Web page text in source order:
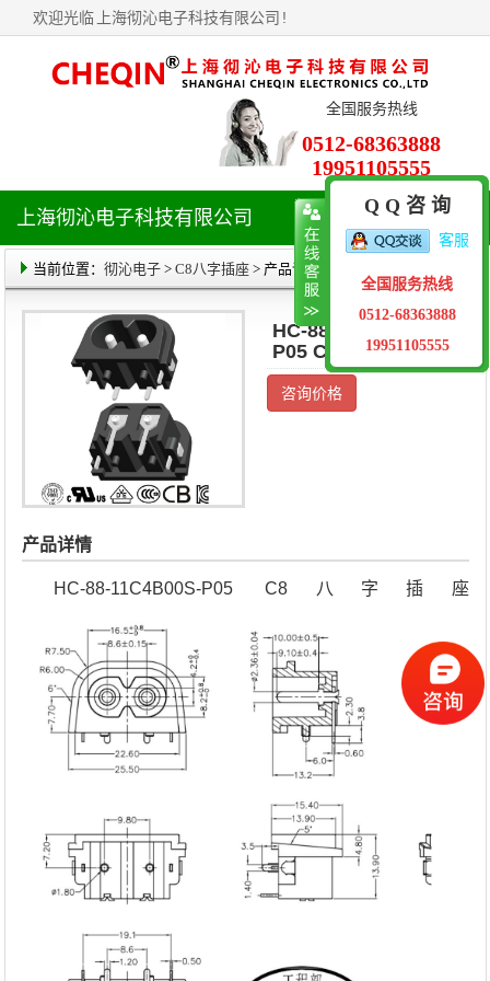
欢迎光临 上海彻沁电子科技有限公司 !
全国服务热线
0512-68363888
19951105555
航
单
上海彻沁电子科技有限公司
当前位置： 彻沁电子> C8八字插座> 产品详情
HC-88-11C4B00S-
P05 C8八字插座
咨询价格
产品详情
HC-88-11C4B00S-P05 C8八字插座
Q Q 咨 询
客服
全国服务热线
0512-68363888
19951105555